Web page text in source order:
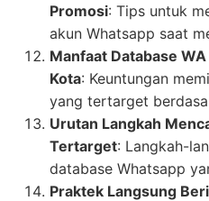
Promosi: Tips untuk
akun Whatsapp saat
Manfaat Database
Kota: Keuntungan
yang tertarget
Urutan Langkah
Tertarget: Langkah-
database Whatsapp
Praktek Langsung